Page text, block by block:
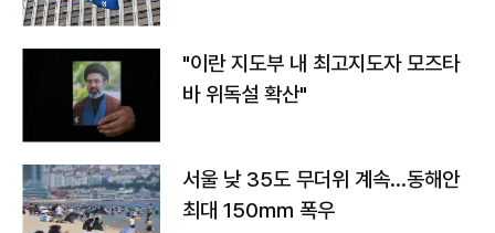
"이란 지도부 내 최고지도자 모즈타
바 위독설 확산"
서울 낮 35도 무더위 계속…동해안
최대 150㎜ 폭우